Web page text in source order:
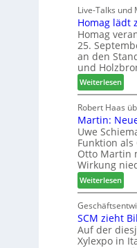
e
r
b
i
n
d
e
r
e
r
I
n
t
e
r
z
u
m
2
0
2
7
i
g
n
a
z
e
i
g
t
H
o
l
z
b
a
u
p
r
o
z
Live-Talks
Homag lädt
Homag
25.
an den
und
Weiterlesen:
H
o
m
a
g
l
ä
d
t
z
u
m
T
Robert Haas
Martin:
Uwe
Funktion
Otto Martin
Wirkung
Weiterlesen:
M
a
r
t
i
SCM zieht
Auf der
Xylexpo in